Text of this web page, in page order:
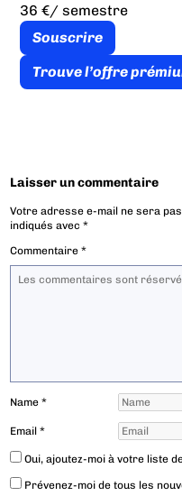
36 €/ semestre
Souscrire
Trouve l’offre
Laisser un commentaire
Votre adresse e-mail ne sera
indiqués avec*
Commentaire*
Name*
Email*
Oui, ajoutez-moi à votre liste
Prévenez-moi de tous les